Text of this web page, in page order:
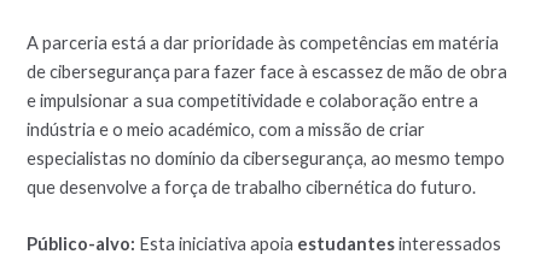
A parceria está a dar prioridade às competências em matéria
de cibersegurança para fazer face à escassez de mão de obra
e impulsionar a sua competitividade e colaboração entre a
indústria e o meio académico, com a missão de criar
especialistas no domínio da cibersegurança, ao mesmo tempo
que desenvolve a força de trabalho cibernética do futuro.
Público-alvo: Esta iniciativa apoia estudantesinteressados